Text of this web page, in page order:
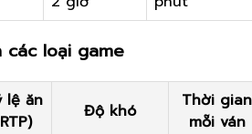
các loại game
lệ ăn
Độ khó
Thời gian
mỗi ván